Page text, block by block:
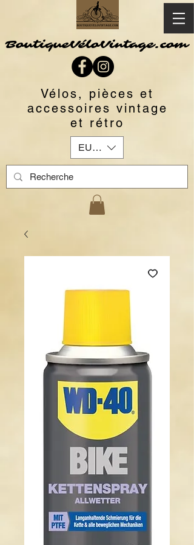
BoutiqueVéloVintage.com
Vélos, pièces et
accessoires vintage
et rétro
EUR (€)